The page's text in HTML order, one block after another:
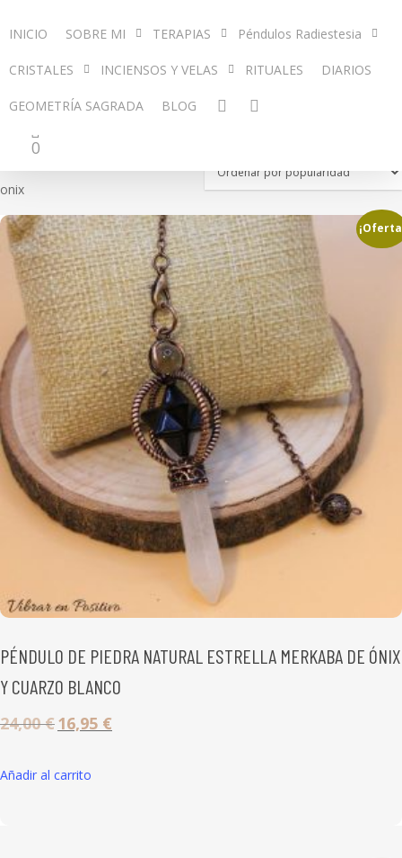
INICIO
SOBRE MI TERAPIAS Péndulos Radiestesia
CRISTALES INCIENSOS Y VELAS RITUALES DIARIOS
GEOMETRÍA SAGRADA BLOG
0
PÉNDULO DE ONIX
onix
PÉNDULO DE PIEDRA NATURAL ESTRELLA MERKABA DE ÓNIX
Y CUARZO BLANCO
24,00€ El
original
16,95 €
Añadir al carrito